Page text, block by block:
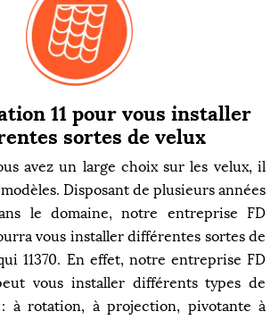
11 pour vous installer
sortes de velux
avez un large choix sur les velux, il
Disposant de plusieurs années
le domaine, notre entreprise FD
vous installer différentes sortes de
11370. En effet, notre entreprise FD
vous installer différents types de
à rotation, à projection, pivotante à